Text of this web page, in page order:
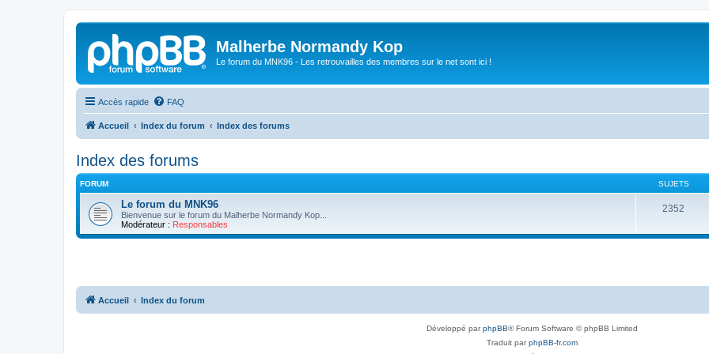
Malherbe Normandy Kop
Le forum du MNK96 - Les retrouvailles des membres sur le net sont ici !
Accès rapide FAQ
Accueil Index du forum Index des forums
Index des forums
FORUM SUJETS
Le forum du MNK96
Bienvenue sur le forum du Malherbe Normandy Kop...
Modérateur : Responsables
2352
Accueil Index du forum
Développé parphpBB® Forum Software © phpBB Limited
Traduit parphpBB-fr.com